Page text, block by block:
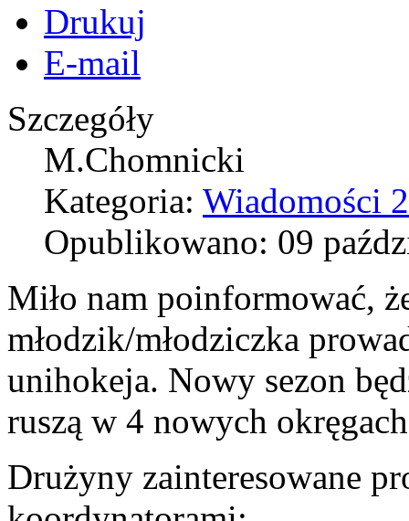
Drukuj
E-mail
Szczegóły
M.Chomnicki
Kategoria: Wiadomości
Opublikowano: 09
Miło nam poinformować,
młodzik/młodziczka
unihokeja. Nowy sezon
ruszą w 4 nowych
Drużyny zainteresowane